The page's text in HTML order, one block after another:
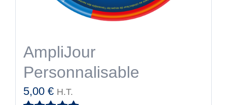
AmpliJour
Personnalisable
5,00 € H.T.